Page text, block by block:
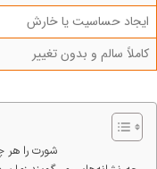
ایجاد حساسیت یا خارش
کاملاً سالم و بدون تغییر
شورت را هر